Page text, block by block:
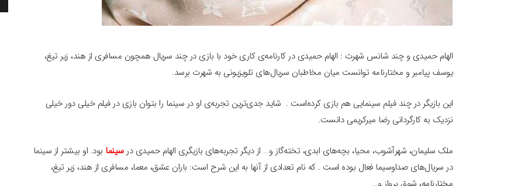
الهام حمیدی و چند شانس شهرت : الهام حمیدی در کارنامه‌ی کاری خود با بازی در چند سریال همچون مسافری از هند، زیر تیغ،
یوسف پیامبر و مختارنامه توانست میان مخاطبان سریال‌های تلویزیونی به شهرت برسد.
این بازیگر در چند فیلم سینمایی هم بازی کرده‌است . شاید جدی‌ترین تجربه‌ی او در سینما را بتوان بازی در فیلم خیلی دور خیلی
نزدیک به کارگردانی رضا میرکریمی دانست.
ملک سلیمان، شهرآشوب، محیا، بچه‌های ابدی، تخته‌گاز و… از دیگر تجربه‌های بازیگری الهام حمیدی درسینما بود. او بیشتر از سینما
در سریال‌های صداوسیما فعال بوده است . که نام تعدادی از آنها به این شرح است: باران عشق، معما، مسافری از هند، زیر تیغ،